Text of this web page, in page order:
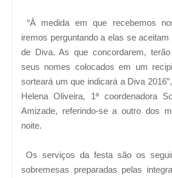
“À medida em que recebemos
iremos perguntando a elas se
de Diva. As que concordarem,
seus nomes colocados em um
sorteará um que indicará a Diva
Helena Oliveira, 1ª coordenadora
Amizade, referindo-se a outro dos
noite.
Os serviços da festa são os
sobremesas preparadas pelas